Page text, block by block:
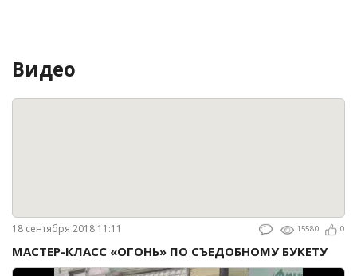
Видео
18 сентября 2018 11:11 15580 0
МАСТЕР-КЛАСС «ОГОНЬ» ПО СЪЕДОБНОМУ БУКЕТУ